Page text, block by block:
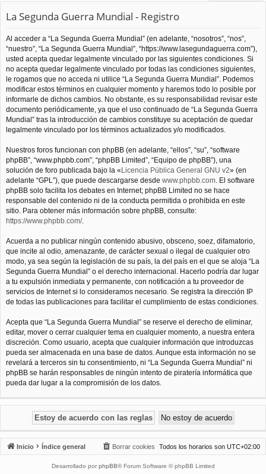
La Segunda Guerra Mundial - Registro
Al acceder a “La Segunda Guerra Mundial” (en adelante, “nosotros”, “nos”,
“nuestro”, “La Segunda Guerra Mundial”, “https://www.lasegundaguerra.com”),
usted acepta quedar legalmente vinculado por las siguientes condiciones. Si
no acepta quedar legalmente vinculado por todas las condiciones siguientes,
le rogamos que no acceda ni utilice “La Segunda Guerra Mundial”. Podemos
modificar estos términos en cualquier momento y haremos todo lo posible por
informarle de dichos cambios. No obstante, es su responsabilidad revisar este
documento periódicamente, ya que el uso continuado de “La Segunda Guerra
Mundial” tras la introducción de cambios constituye su aceptación de quedar
legalmente vinculado por los términos actualizados y/o modificados.
Nuestros foros funcionan con phpBB (en adelante, “ellos”, “su”, “software
phpBB”, “www.phpbb.com”, “phpBB Limited”, “Equipo de phpBB”), una
solución de foro publicada bajo la «Licencia Pública General GNU v2» (en
adelante “GPL”), que puede descargarse desde www.phpbb.com. El software
phpBB solo facilita los debates en Internet; phpBB Limited no se hace
responsable del contenido ni de la conducta permitida o prohibida en este
sitio. Para obtener más información sobre phpBB, consulte:
https://www.phpbb.com/.
Acuerda a no publicar ningún contenido abusivo, obsceno, soez, difamatorio,
que incite al odio, amenazante, de carácter sexual o ilegal de cualquier otro
modo, ya sea según la legislación de su país, la del país en el que se aloja “La
Segunda Guerra Mundial” o el derecho internacional. Hacerlo podría dar lugar
a tu expulsión inmediata y permanente, con notificación a tu proveedor de
servicios de Internet si lo consideramos necesario. Se registra la dirección IP
de todas las publicaciones para facilitar el cumplimiento de estas condiciones.
Acepta que “La Segunda Guerra Mundial” se reserve el derecho de eliminar,
editar, mover o cerrar cualquier tema en cualquier momento, a nuestra entera
discreción. Como usuario, acepta que cualquier información que introduzcas
pueda ser almacenada en una base de datos. Aunque esta información no se
revelará a terceros sin tu consentimiento, ni “La Segunda Guerra Mundial” ni
phpBB se harán responsables de ningún intento de piratería informática que
pueda dar lugar a la compromisión de los datos.
Inicio Índice general Todos los horarios son UTC+02:00
Borrar cookies
Desarrollado por phpBB® Forum Software © phpBB Limited